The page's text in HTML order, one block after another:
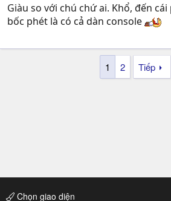
Giàu so với chú chứ ai. Khổ, đến
bốc phét là có cả dàn console
1 2 Tiếp
Chọn giao diện